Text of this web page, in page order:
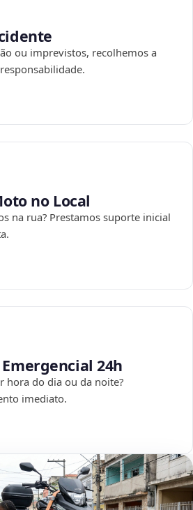
ou imprevistos, recolhemos a
no Local
na rua? Prestamos suporte inicial
24h
hora do dia ou da noite?
imediato.